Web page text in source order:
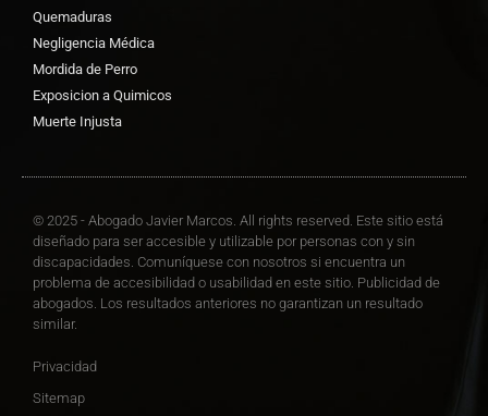
Quemaduras
Negligencia Médica
Mordida de Perro
Exposicion a Quimicos
Muerte Injusta
© 2025 - Abogado Javier Marcos. All rights reserved. Este sitio está
diseñado para ser accesible y utilizable por personas con y sin
discapacidades. Comuníquese con nosotros si encuentra un
problema de accesibilidad o usabilidad en este sitio. Publicidad de
abogados. Los resultados anteriores no garantizan un resultado
similar.
Privacidad
Sitemap